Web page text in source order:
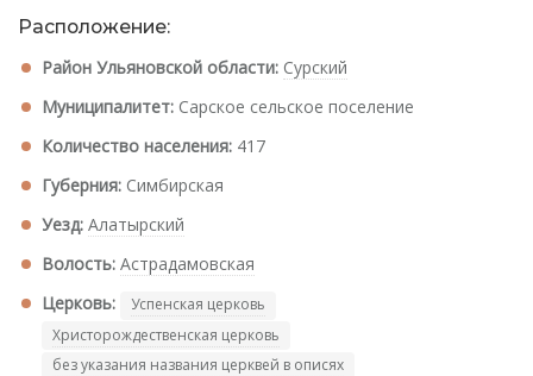
Расположение:
Район Ульяновской области: Сурский
Муниципалитет: Сарское сельское поселение
Количество населения: 417
Губерния: Симбирская
Уезд: Алатырский
Волость: Астрадамовская
Церковь:
Успенская церковь
Христорождественская церковь
без указания названия церквей в описях